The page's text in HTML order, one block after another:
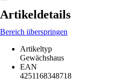
Artikeldetails
Bereich überspringen
Artikeltyp
Gewächshaus
EAN
4251168348718